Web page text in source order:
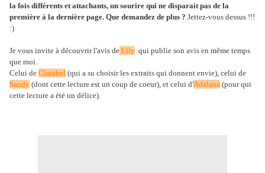
la fois différents et attachants, un sourire qui ne disparait pas de la
première à la dernière page. Que demandez de plus ? Jettez-vous dessus !!!
:)
Je vous invite à découvrir l'avis de Lily qui publie son avis en même temps
que moi.
Celui de Clarabel (qui a su choisir les extraits qui donnent envie), celui de
Sandy (dont cette lecture est un coup de coeur), et celui d'Adalana (pour qui
cette lecture a été un délice).